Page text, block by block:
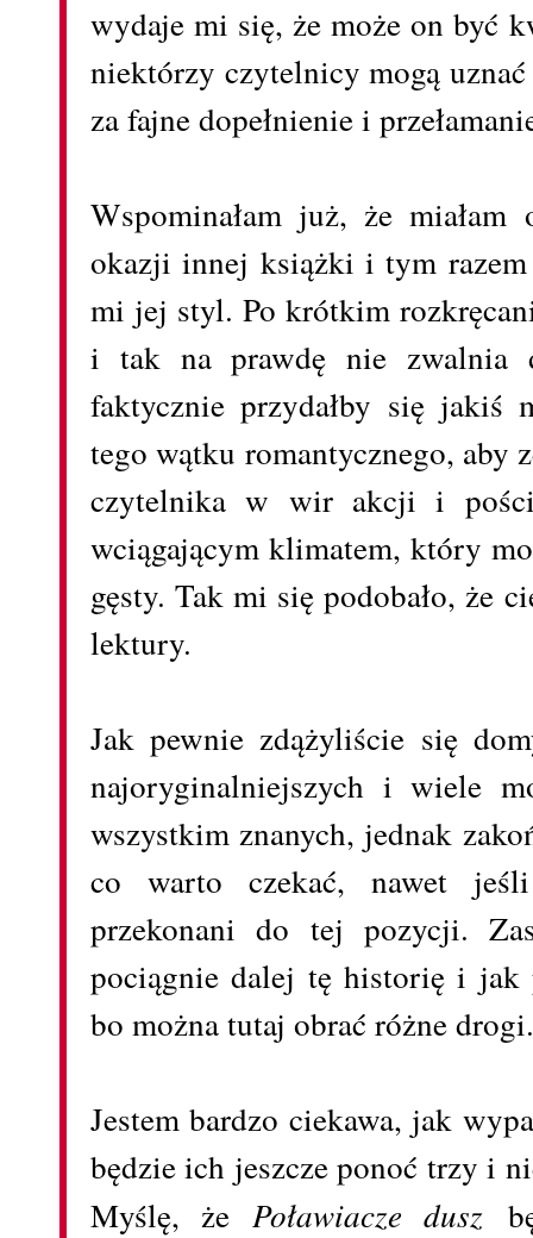
wydaje mi się, że może on być
niektórzy czytelnicy mogą
za fajne dopełnienie i
Wspominałam już, że
okazji innej książki i tym razem
mi jej styl. Po krótkim
i tak na prawdę nie zwalnia
faktycznie przydałby się jakiś
tego wątku romantycznego, aby
czytelnika w wir akcji i
wciągającym klimatem, który
gęsty. Tak mi się podobało, że
lektury.
Jak pewnie zdążyliście się
najoryginalniejszych i wiele
wszystkim znanych, jednak
co warto czekać, nawet
przekonani do tej pozycji.
pociągnie dalej tę historię i jak
bo można tutaj obrać różne
Jestem bardzo ciekawa, jak
będzie ich jeszcze ponoć trzy i
Myślę, że Poławiacze dusz